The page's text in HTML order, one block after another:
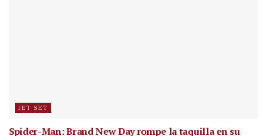
JET SET
Spider-Man: Brand New Day rompe la taquilla en su